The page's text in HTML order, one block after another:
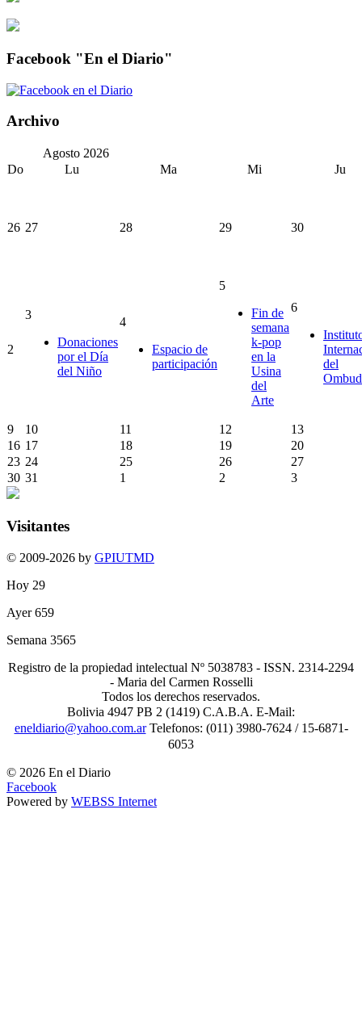
Facebook "En el Diario"
Archivo
Agosto 2026
Do
Lu Ma Mi Ju
26 27 28 29 30
2
3
Donaciones
por el Día
del Niño
4
Espacio de
participación
5
Fin de
semana
k-pop
en la
Usina
del
Arte
6
del
9 10 11 12
13
16 17 18 19
20
23 24 25 26
27
30 31 1 2 3
Visitantes
© 2009-2026 by GPIUTMD
Hoy 29
Ayer659
Semana 3565
Registro de la propiedad intelectual Nº 5038783 - ISSN. 2314-2294
- Maria del Carmen Rosselli
Todos los derechos reservados.
Bolivia 4947 PB 2 (1419) C.A.B.A. E-Mail:
eneldiario@yahoo.com.arTelefonos: (011) 3980-7624 / 15-6871-
6053
© 2026 En el Diario
Facebook
Powered by WEBSS Internet